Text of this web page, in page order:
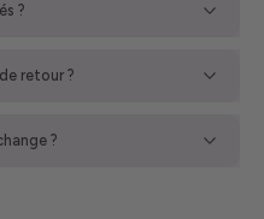
?
retour ?
?